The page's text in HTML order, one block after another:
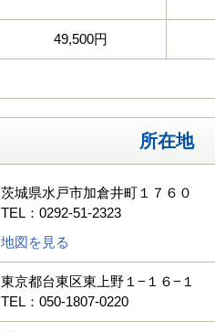
49,500円
所在地
茨城県水戸市加倉井町１７６０
TEL：0292-51-2323
地図を見る
東京都台東区東上野１−１６−１
TEL：050-1807-0220